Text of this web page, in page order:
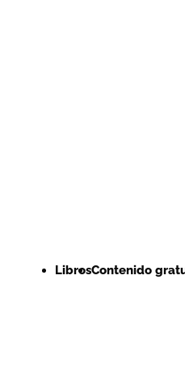
LibrosContenido